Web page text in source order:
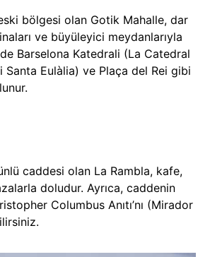
eski bölgesi olan Gotik Mahalle, dar
ve büyüleyici meydanlarıyla
Barselona Katedrali (La Catedral
Santa Eulàlia) ve Plaça del Rei gibi
caddesi olan La Rambla, kafe,
doludur. Ayrıca, caddenin
Columbus Anıtı’nı (Mirador